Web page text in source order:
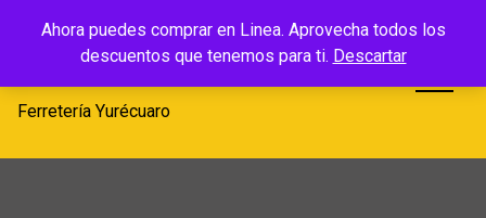
Ahora puedes comprar en Linea. Aprovecha todos los
descuentos que tenemos para ti. Descartar
Ferretería
Yurécuaro
Ferretería Yurécuaro